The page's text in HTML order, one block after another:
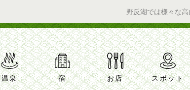
野反湖では様々な高山植物
温泉 宿 お店 スポット